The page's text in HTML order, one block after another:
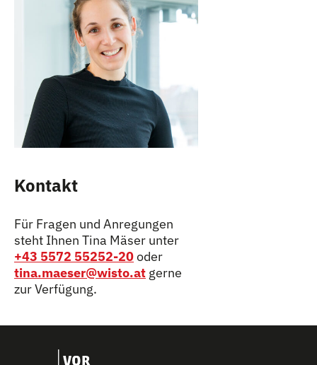
Kontakt
Für Fragen und Anregungen
steht Ihnen Tina Mäser unter
+43 5572 55252-20oder
tina.maeser@wisto.at gerne
zur Verfügung.